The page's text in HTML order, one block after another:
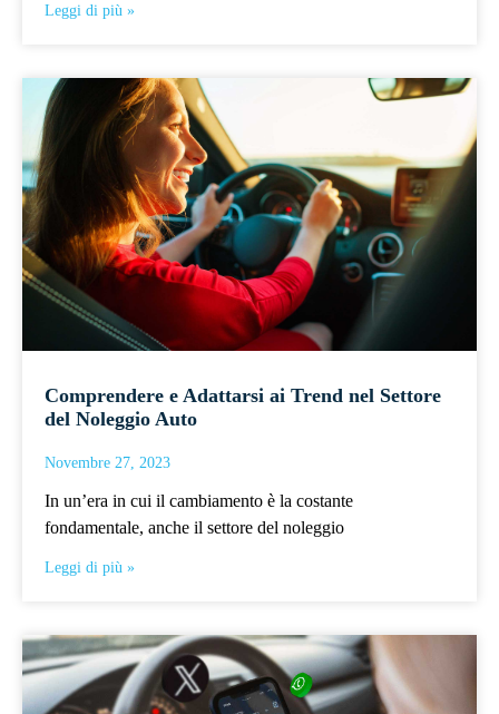
Leggi di più »
Comprendere e Adattarsi ai Trend nel Settore
del Noleggio Auto
Novembre 27, 2023
In un’era in cui il cambiamento è la costante
fondamentale, anche il settore del noleggio
Leggi di più »